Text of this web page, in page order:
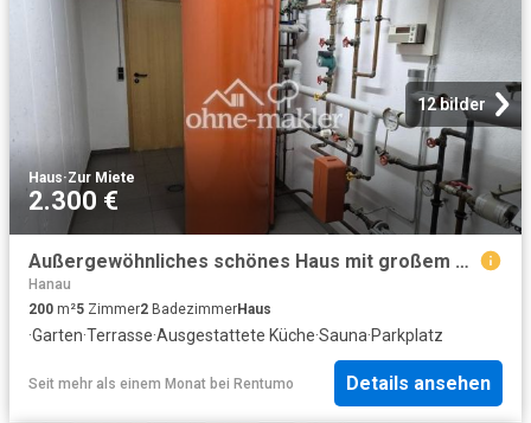
12 bilder
Haus·Zur Miete
2.300 €
Außergewöhnliches schönes Haus mit großem Garten, Garage, EBK und Sauna
Hanau
200 m²5 Zimmer2 BadezimmerHaus
·Garten·Terrasse·Ausgestattete Küche·Sauna·Parkplatz
Seit mehr als einem Monat bei Rentumo Details ansehen